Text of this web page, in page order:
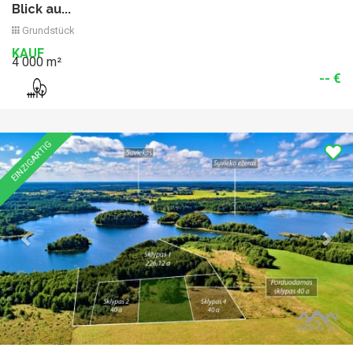
Blick au...
Grundstück
KAUF
4 000 m²
-- €
EINZIGARTIG
Previous